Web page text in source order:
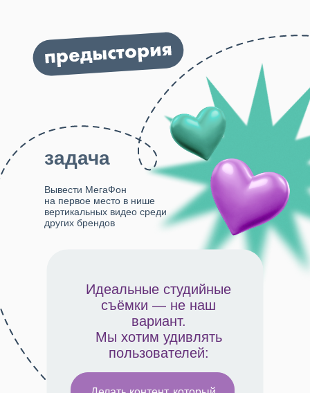
Идеальные студийные
съёмки — не наш
вариант.
Мы хотим удивлять
пользователей:
задача
Вывести МегаФон
на первое место в нише
вертикальных видео среди
других брендов